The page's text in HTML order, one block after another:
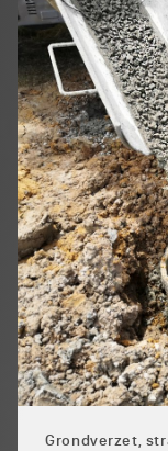
Grondverzet,